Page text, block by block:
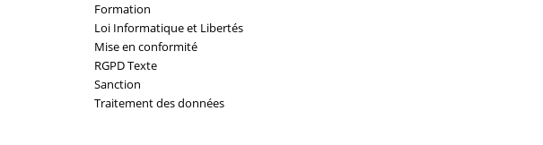
Formation
Loi Informatique et Libertés
Mise en conformité
RGPD Texte
Sanction
Traitement des données